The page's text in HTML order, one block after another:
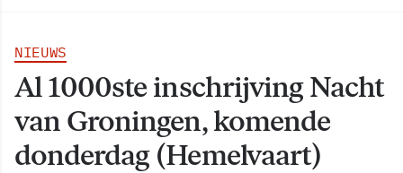
NIEUWS
Al 1000ste inschrijving Nacht
van Groningen, komende
donderdag (Hemelvaart)